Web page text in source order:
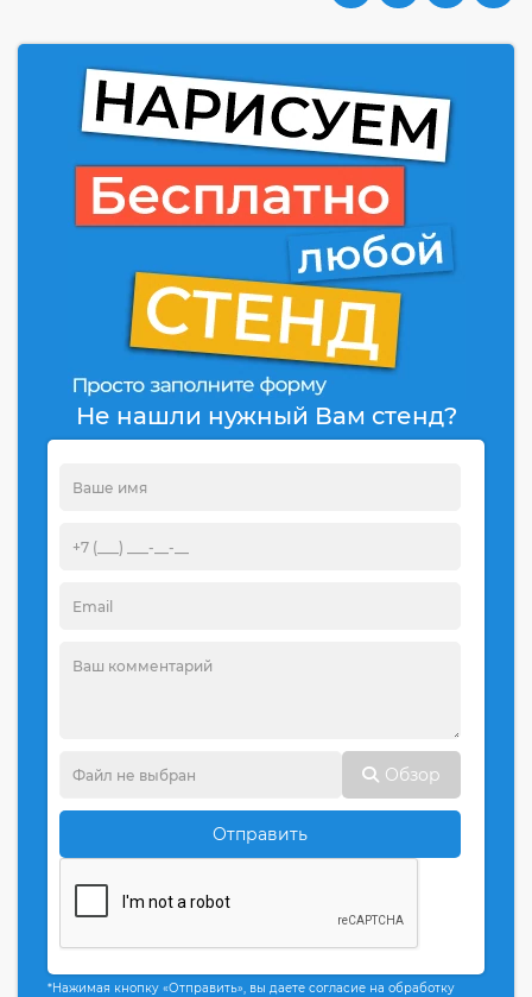
Не нашли нужный Вам стенд?
Обзор
Отправить
*Нажимая кнопку «Отправить», вы даете согласие на обработку